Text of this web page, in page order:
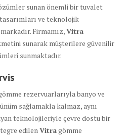
sunan önemli bir tuvalet
ve teknolojik
Firmamız,Vitra
sunarak müşterilere güvenilir
sunmaktadır.
rezervuarlarıyla banyo ve
sağlamakla kalmaz, aynı
teknolojileriyle çevre dostu bir
edilenVitragömme